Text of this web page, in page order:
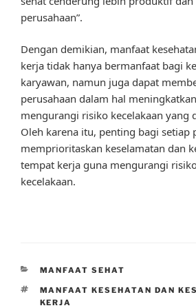
perusahaan”.
Dengan demikian, manfaat
kerja tidak hanya bermanfaat bagi
karyawan, namun juga dapat
perusahaan dalam hal
mengurangi risiko kecelakaan yang
Oleh karena itu, penting bagi setiap
memprioritaskan keselamatan dan
tempat kerja guna mengurangi
kecelakaan.
CATEGORIES
MANFAAT SEHAT
TAGS
MANFAAT KESEHATAN DAN
KERJA